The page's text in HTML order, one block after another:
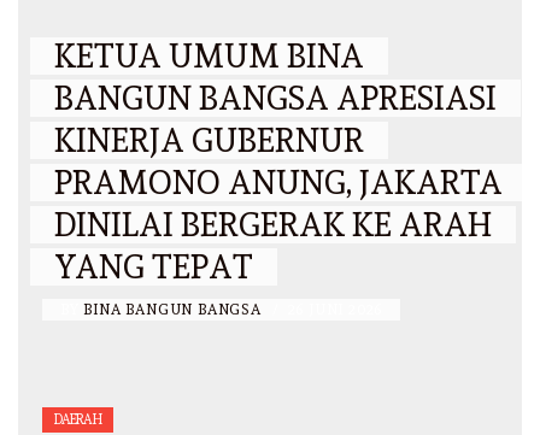
KETUA UMUM BINA
BANGUN BANGSA APRESIASI
KINERJA GUBERNUR
PRAMONO ANUNG, JAKARTA
DINILAI BERGERAK KE ARAH
YANG TEPAT
BINA BANGUN BANGSA
DAERAH